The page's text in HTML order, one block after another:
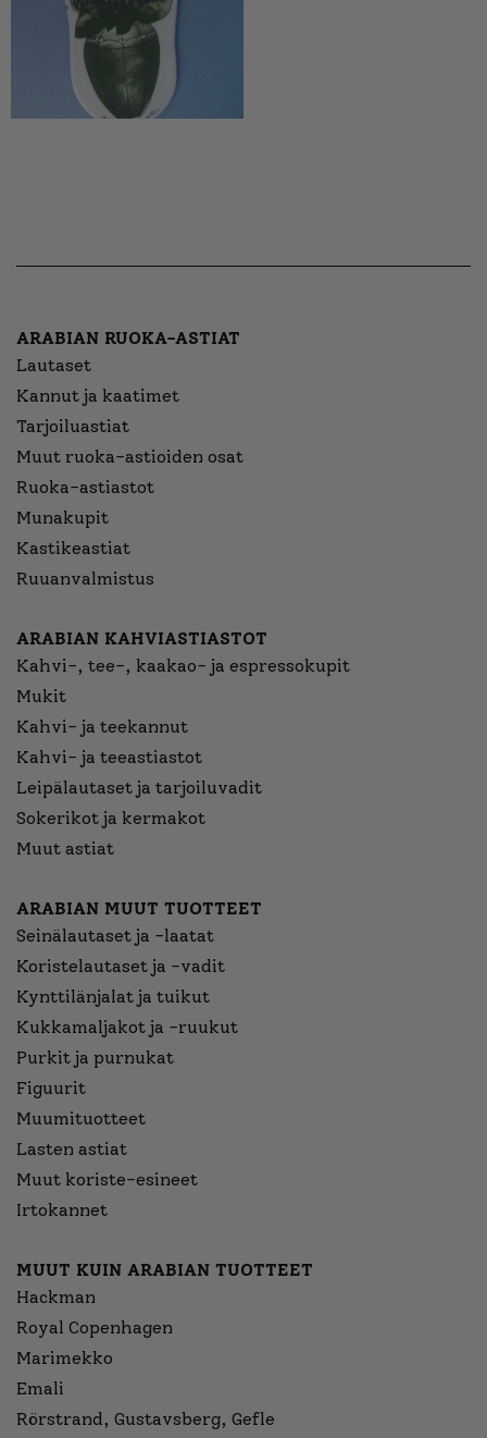
ARABIAN RUOKA-ASTIAT
Lautaset
Kannut ja kaatimet
Tarjoiluastiat
Muut ruoka-astioiden osat
Ruoka-astiastot
Munakupit
Kastikeastiat
Ruuanvalmistus
ARABIAN KAHVIASTIASTOT
Kahvi-, tee-, kaakao- ja espressokupit
Mukit
Kahvi- ja teekannut
Kahvi- ja teeastiastot
Leipälautaset ja tarjoiluvadit
Sokerikot ja kermakot
Muut astiat
ARABIAN MUUT TUOTTEET
Seinälautaset ja -laatat
Koristelautaset ja -vadit
Kynttilänjalat ja tuikut
Kukkamaljakot ja -ruukut
Purkit ja purnukat
Figuurit
Muumituotteet
Lasten astiat
Muut koriste-esineet
Irtokannet
MUUT KUIN ARABIAN TUOTTEET
Hackman
Royal Copenhagen
Marimekko
Emali
Rörstrand, Gustavsberg, Gefle